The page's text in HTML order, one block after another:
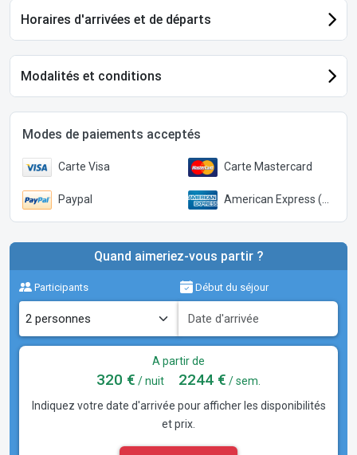
Horaires d'arrivées et de départs
Modalités et conditions
Modes de paiements acceptés
Carte Visa Carte Mastercard
Paypal American Express (Paypal)
Quand aimeriez-vous partir ?
Participants Début du séjour
A partir de
320 € / nuit 2244 € / sem.
Indiquez votre date d'arrivée pour afficher les disponibilités
et prix.